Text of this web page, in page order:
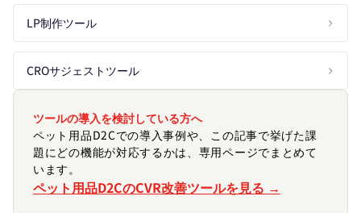
LP制作ツール
CROサジェストツール
ツールの導入を検討している方へ
ペット用品D2Cでの導入事例や、この記事で挙げた課
題にどの機能が対応するかは、専用ページでまとめて
います。
ペット用品D2CのCVR改善ツールを見る →